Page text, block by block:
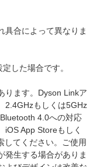
具合によって異なりま
した場合です。
ります。Dyson Linkア
2.4GHzもしくは5GHz
4.0への対応
App Storeもしく
してください。ご使用
発生する場合がありま